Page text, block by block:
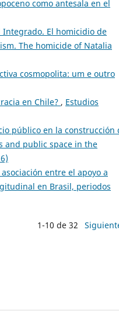
como antesala en el
El homicidio de
The homicide of Natalia
cosmopolita: um e outro
en Chile? , Estudios
público en la construcción
and public space in the
asociación entre el apoyo a
en Brasil, periodos
1-10 de 32